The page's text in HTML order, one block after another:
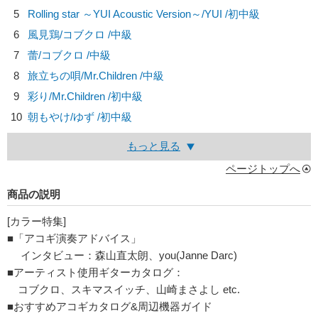
5
Rolling star ～YUI Acoustic Version～/YUI /初中級
6
風見鶏/コブクロ /中級
7
蕾/コブクロ /中級
8
旅立ちの唄/Mr.Children /中級
9
彩り/Mr.Children /初中級
10 朝もやけ/ゆず /初中級
もっと見る
ページトップへ
商品の説明
[カラー特集]
■「アコギ演奏アドバイス」
インタビュー：森山直太朗、you(Janne Darc)
■アーティスト使用ギターカタログ：
コブクロ、スキマスイッチ、山崎まさよし etc.
■おすすめアコギカタログ&周辺機器ガイド